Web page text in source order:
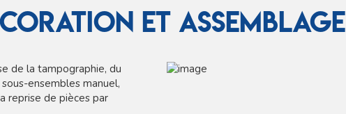
et assemblage
de la tampographie, du
ensembles manuel,
reprise de pièces par